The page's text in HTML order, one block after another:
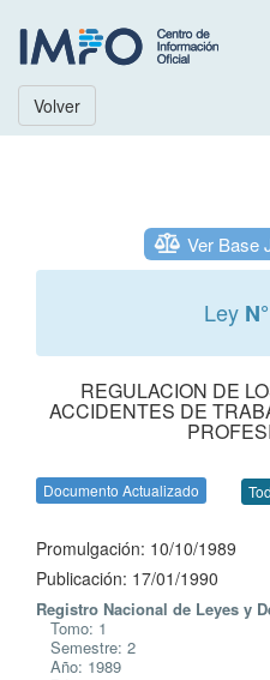
Volver
Ver Base
Ley
REGULACION DE
ACCIDENTES DE
Documento Actualizado
Promulgación: 10/10/1989
Publicación: 17/01/1990
Registro Nacional de Leyes y
Tomo: 1
Semestre: 2
Año: 1989